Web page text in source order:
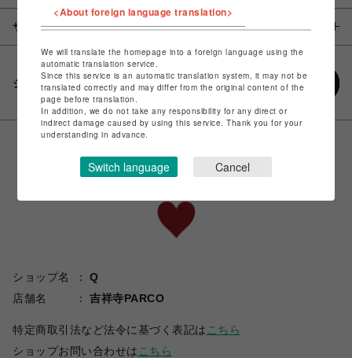
サイズ
シェアする
ショップ名
Q
店舗名
吉祥寺PARCO
特定商取引法など法令に基づく表記は こちら
ショップお問い合わせは こちら
<About foreign language translation>
We will translate the homepage into a foreign language using the
automatic translation service.
Since this service is an automatic translation system, it may not be
translated correctly and may differ from the original content of the
page before translation.
In addition, we do not take any responsibility for any direct or
indirect damage caused by using this service. Thank you for your
understanding in advance.
Switch language Cancel